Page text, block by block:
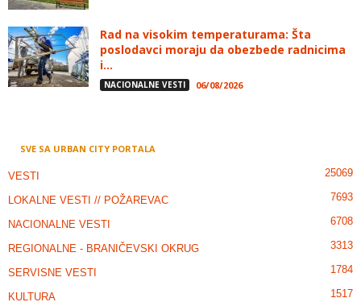
Rad na visokim temperaturama: Šta
poslodavci moraju da obezbede radnicima
i...
NACIONALNE VESTI 06/08/2026
SVE SA URBAN CITY PORTALA
VESTI 25069
LOKALNE VESTI // POŽAREVAC 7693
NACIONALNE VESTI 6708
REGIONALNE - BRANIČEVSKI OKRUG 3313
SERVISNE VESTI 1784
KULTURA 1517